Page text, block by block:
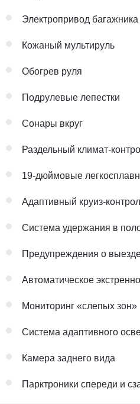
Электропривод багажника
Кожаный мультируль
Обогрев руля
Подрулевые лепестки
Сонары вкруг
Раздельный климат-
19-дюймовые
Адаптивный круиз-
Система удержания в
Предупреждения о
Автоматическое
Мониторинг «слепых зон»
Система адаптивного
Камера заднего вида
Парктроники спереди и